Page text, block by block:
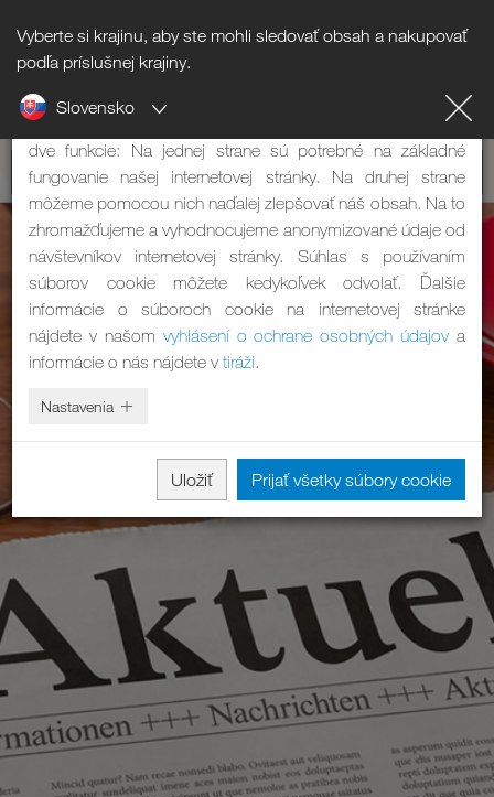
Vyberte si krajinu, aby ste mohli sledovať obsah a nakupovať
podľa príslušnej krajiny.
Slovensko
Informácie o súboroch cookie
Naša internetová stránka používa súbory cookie. Tie majú
dve funkcie: Na jednej strane sú potrebné na základné
fungovanie našej internetovej stránky. Na druhej strane
môžeme pomocou nich naďalej zlepšovať náš obsah. Na to
zhromažďujeme a vyhodnocujeme anonymizované údaje od
návštevníkov internetovej stránky. Súhlas s používaním
súborov cookie môžete kedykoľvek odvolať. Ďalšie
informácie o súboroch cookie na internetovej stránke
nájdete v našom vyhlásení o ochrane osobných údajov a
informácie o nás nájdete v tiráži.
Nastavenia
Uložiť Prijať všetky súbory cookie